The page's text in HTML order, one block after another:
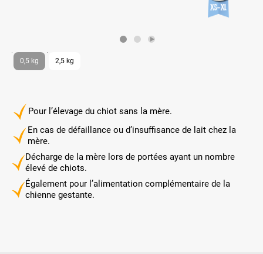
Pour l’élevage du chiot sans la mère.
En cas de défaillance ou d’insuffisance de lait chez la
mère.
Décharge de la mère lors de portées ayant un nombre
élevé de chiots.
Également pour l’alimentation complémentaire de la
chienne gestante.
0,5 kg 2,5 kg